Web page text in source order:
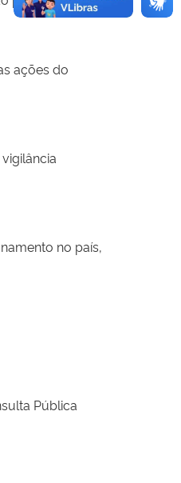
ações do
no país,
Pública